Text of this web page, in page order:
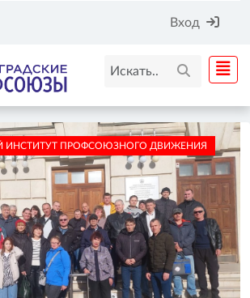
Вход
ИНСТИТУТ ПРОФСОЮЗНОГО ДВИЖЕНИЯ